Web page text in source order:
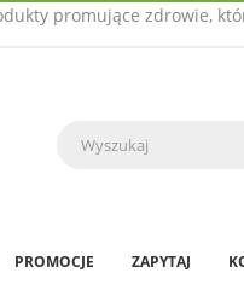
promujące zdrowie,
PROMOCJE ZAPYTAJ